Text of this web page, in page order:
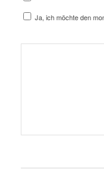
Ja, ich möchte den